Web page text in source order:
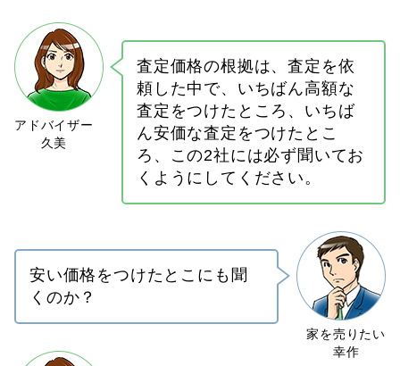
査定価格の根拠は、査定を依
頼した中で、いちばん高額な
査定をつけたところ、いちば
ん安価な査定をつけたとこ
ろ、この2社には必ず聞いてお
くようにしてください。
安い価格をつけたとこにも聞
くのか？